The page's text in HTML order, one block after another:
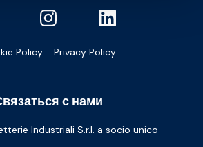
Policy Privacy Policy
с нами
Industriali S.r.l. a socio unico